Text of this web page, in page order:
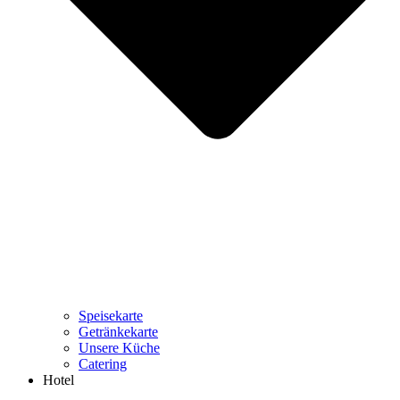
Speisekarte
Getränkekarte
Unsere Küche
Catering
Hotel